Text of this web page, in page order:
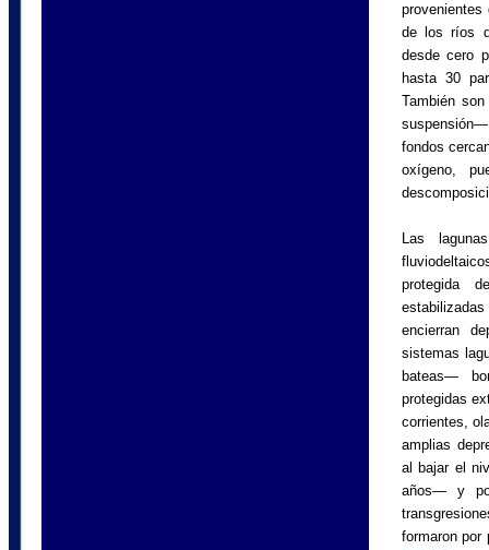
de los ríos
desde cero
hasta 30
También
fondos
oxígeno,
Las
protegida
encierran
sistemas
bateas—
protegidas
corrientes,
amplias
al bajar el
años— y
formaron por